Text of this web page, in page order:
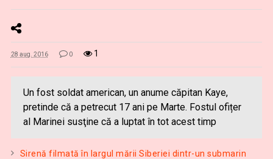
28 aug. 2016 0 1
Un fost soldat american, un anume căpitan Kaye,
pretinde că a petrecut 17 ani pe Marte. Fostul ofițer
al Marinei susţine că a luptat în tot acest timp
Sirenă filmată în largul mării Siberiei dintr-un submarin